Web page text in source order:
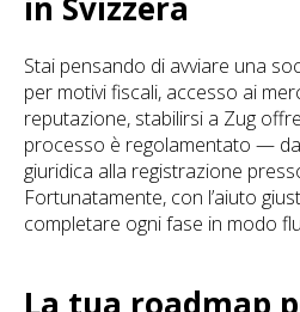
Stai pensando di avviare una
per motivi fiscali, accesso ai
reputazione, stabilirsi a Zug
processo è regolamentato —
giuridica alla registrazione
Fortunatamente, con l’aiuto
completare ogni fase in modo